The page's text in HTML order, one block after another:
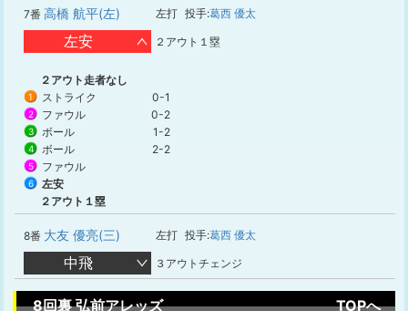
7番 高橋 航平(左) 左打 投手:葛西 優太
左安 ２アウト１塁
２アウト走者なし
1 ストライク 0-1
2 ファウル 0-2
3 ボール 1-2
4 ボール 2-2
5 ファウル
6
左安
２アウト１塁
8番 大友 優亮(三) 左打 投手:葛西 優太
中飛 ３アウトチェンジ
8回裏 弘前アレッズ TOPへ